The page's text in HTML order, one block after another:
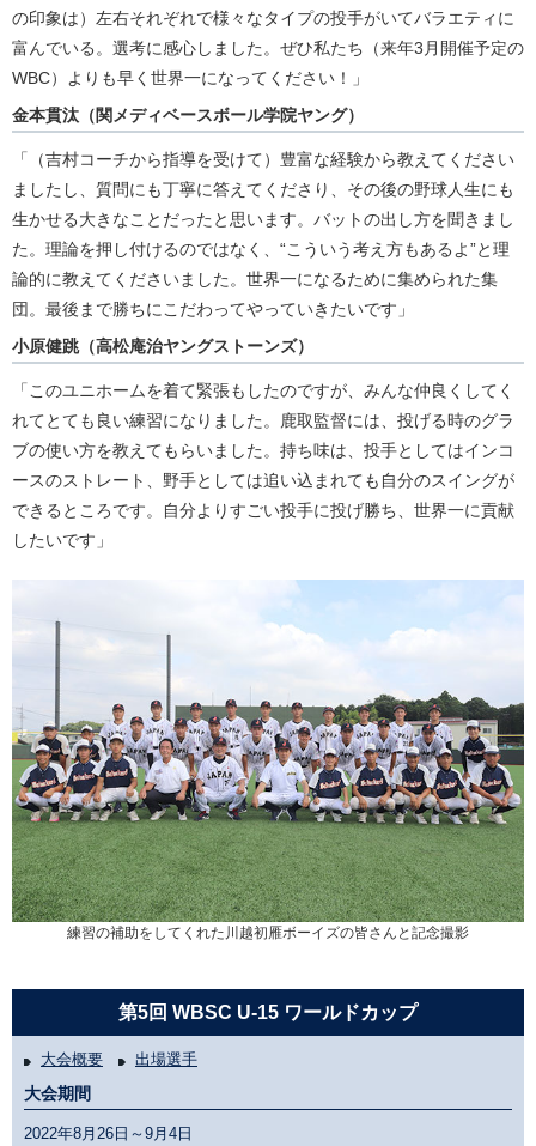
の印象は）左右それぞれで様々なタイプの投手がいてバラエティに
富んでいる。選考に感心しました。ぜひ私たち（来年3月開催予定の
WBC）よりも早く世界一になってください！」
金本貫汰（関メディベースボール学院ヤング）
「（吉村コーチから指導を受けて）豊富な経験から教えてください
ましたし、質問にも丁寧に答えてくださり、その後の野球人生にも
生かせる大きなことだったと思います。バットの出し方を聞きまし
た。理論を押し付けるのではなく、“こういう考え方もあるよ”と理
論的に教えてくださいました。世界一になるために集められた集
団。最後まで勝ちにこだわってやっていきたいです」
小原健跳（高松庵治ヤングストーンズ）
「このユニホームを着て緊張もしたのですが、みんな仲良くしてく
れてとても良い練習になりました。鹿取監督には、投げる時のグラ
ブの使い方を教えてもらいました。持ち味は、投手としてはインコ
ースのストレート、野手としては追い込まれても自分のスイングが
できるところです。自分よりすごい投手に投げ勝ち、世界一に貢献
したいです」
練習の補助をしてくれた川越初雁ボーイズの皆さんと記念撮影
第5回 WBSC U-15 ワールドカップ
大会概要 出場選手
大会期間
2022年8月26日～9月4日